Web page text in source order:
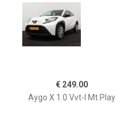
€ 249.00
Aygo X 1.0 Vvt-I Mt Play